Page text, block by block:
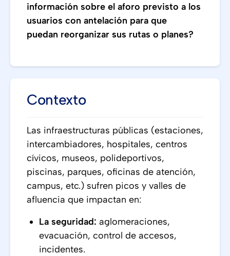
información sobre el aforo previsto a los
usuarios con antelación para que
puedan reorganizar sus rutas o planes?
Contexto
Las infraestructuras públicas (estaciones,
intercambiadores, hospitales, centros
cívicos, museos, polideportivos,
piscinas, parques, oficinas de atención,
campus, etc.) sufren picos y valles de
afluencia que impactan en:
La seguridad: aglomeraciones,
evacuación, control de accesos,
incidentes.